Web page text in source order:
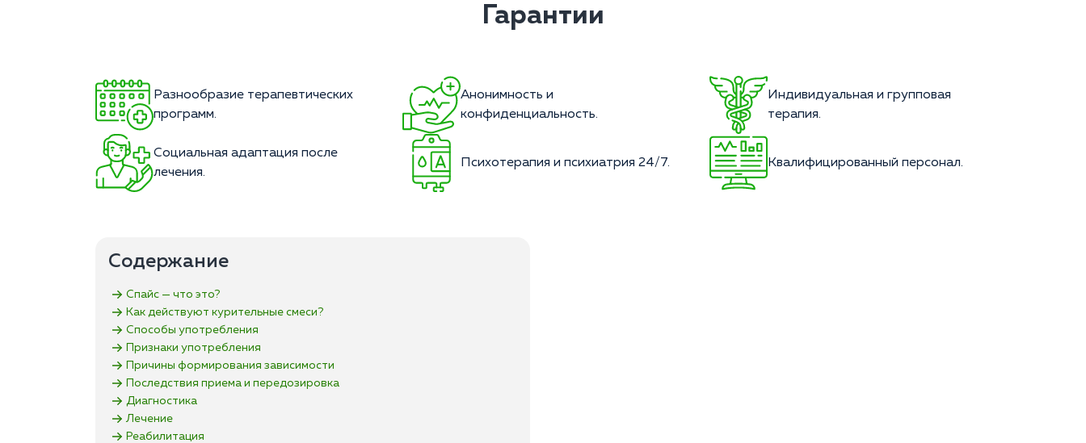
Гарантии
Разнообразие терапевтических
программ.
Анонимность и
конфиденциальность.
Индивидуальная и групповая
терапия.
Социальная адаптация после
лечения.
Психотерапия и психиатрия 24/7. Квалифицированный персонал.
Содержание
Спайс — что это?
Как действуют курительные смеси?
Способы употребления
Признаки употребления
Причины формирования зависимости
Последствия приема и передозировка
Диагностика
Лечение
Реабилитация